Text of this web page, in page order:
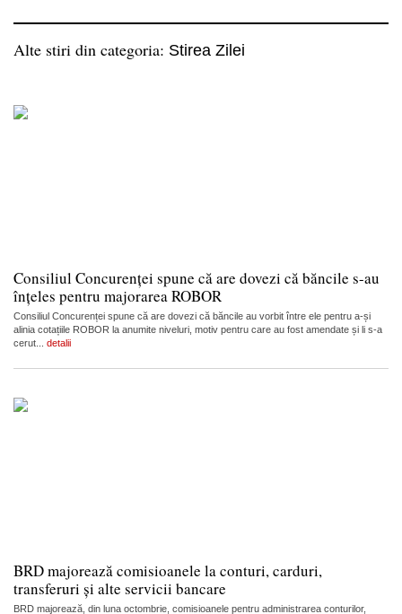
Alte stiri din categoria: Stirea Zilei
Consiliul Concurenței spune că are dovezi că băncile s-au
înțeles pentru majorarea ROBOR
Consiliul Concurenței spune că are dovezi că băncile au vorbit între ele pentru a-și
alinia cotațiile ROBOR la anumite niveluri, motiv pentru care au fost amendate și li s-a
cerut... detalii
BRD majorează comisioanele la conturi, carduri,
transferuri și alte servicii bancare
BRD majorează, din luna octombrie, comisioanele pentru administrarea conturilor,